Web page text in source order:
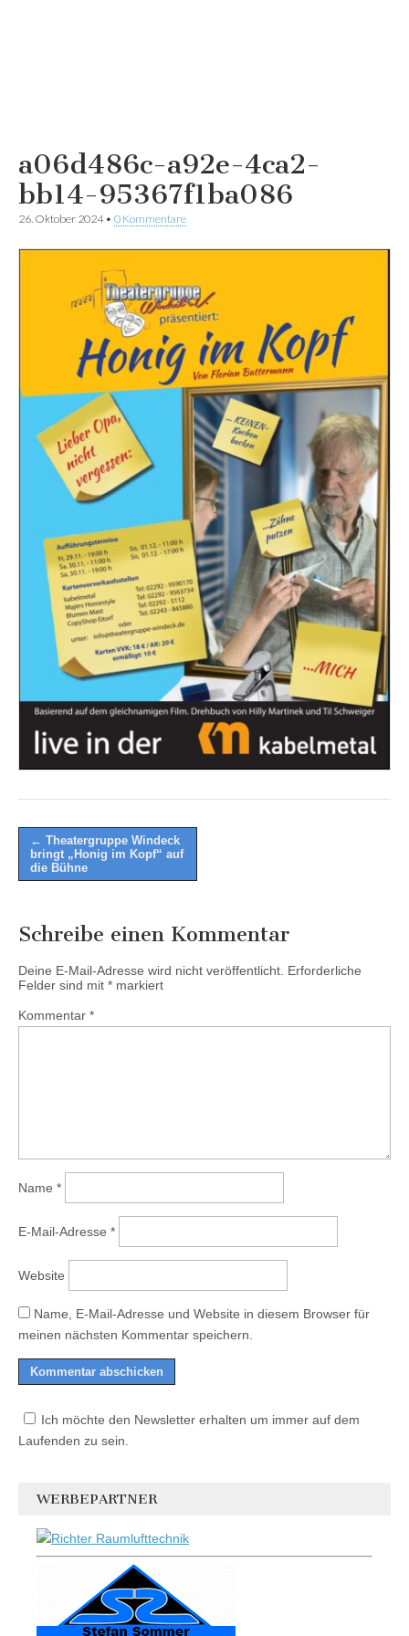
a06d486c-a92e-4ca2-
bb14-95367f1ba086
26. Oktober 2024• 0 Kommentare
Post
navigation
← Theatergruppe Windeck
bringt „Honig im Kopf“ auf
die Bühne
Schreibe einen Kommentar
Deine E-Mail-Adresse wird nicht veröffentlicht. Erforderliche
Felder sind mit * markiert
Kommentar *
Name *
E-Mail-Adresse *
Website
Name, E-Mail-Adresse und Website in diesem Browser für
meinen nächsten Kommentar speichern.
Ich möchte den Newsletter erhalten um immer auf dem
Laufenden zu sein.
WERBEPARTNER